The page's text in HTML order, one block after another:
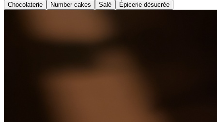
Chocolaterie
Number cakes Salé Épicerie désucrée